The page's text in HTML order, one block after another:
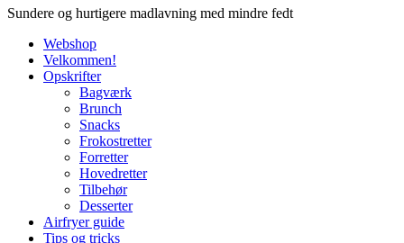
Sundere og hurtigere madlavning med mindre fedt
Webshop
Velkommen!
Opskrifter
Bagværk
Brunch
Snacks
Frokostretter
Forretter
Hovedretter
Tilbehør
Desserter
Airfryer guide
Tips og tricks